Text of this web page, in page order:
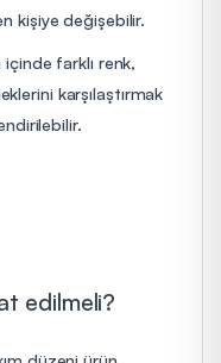
kişiye değişebilir.
farklı renk,
karşılaştırmak
edilmeli?